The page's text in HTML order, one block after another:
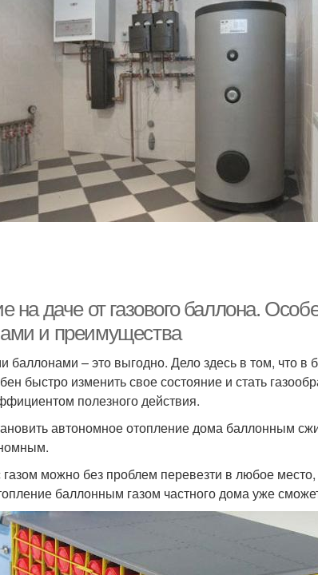
на даче от газового баллона.
и преимущества
баллонами – это выгодно. Дело здесь в том, что
быстро изменить свое состояние и стать
полезного действия.
автономное отопление дома баллонным
можно без проблем перевезти в любое
баллонным газом частного дома уже